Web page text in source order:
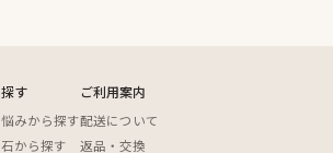
探す
悩みから探す
石から探す
ご利用案内
配送について
返品・交換